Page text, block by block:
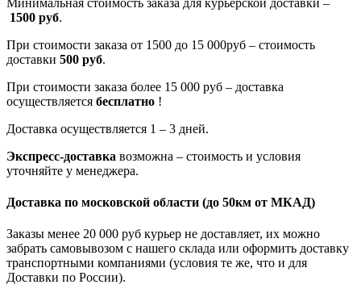
Минимальная стоимость заказа для курьерской доставки –
1500 руб.
При стоимости заказа от 1500 до 15 000руб – стоимость
доставки 500 руб.
При стоимости заказа более 15 000 руб – доставка
осуществляется бесплатно !
Доставка осуществляется 1 – 3 дней.
Экспресс-доставка возможна – стоимость и условия
уточняйте у менеджера.
Доставка по московской области (до 50км от МКАД)
Заказы менее 20 000 руб курьер не доставляет, их можно
забрать самовывозом с нашего склада или оформить доставку
транспортными компаниями (условия те же, что и для
Доставки по России).